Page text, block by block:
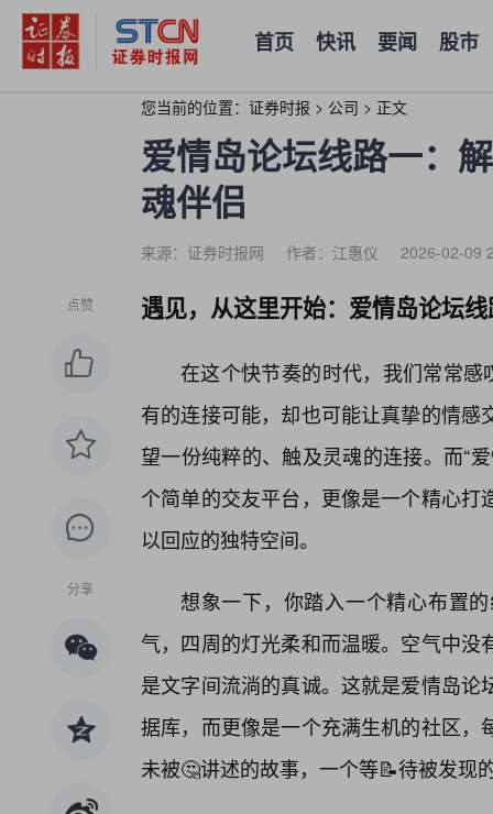
首页 快讯 要闻 股市
您当前的位置： 证券时报 > 公司 > 正文
爱情岛论坛线路一：
魂伴侣
来源：证券时报网 作者：江惠仪 2026-02-09
点赞
分享
遇见，从这里开始：爱情岛论坛
在这个快节奏的时代，我们常常感
有的连接可能，却也可能让真挚的情
望一份纯粹的、触及灵魂的连接。而“
个简单的交友平台，更像是一个精心
以回应的独特空间。
想象一下，你踏入一个精心布置
气，四周的灯光柔和而温暖。空气中
是文字间流淌的真诚。这就是爱情岛
据库，而更像是一个充满生机的社区
未被🤔讲述的故事，一个等📝待被发现